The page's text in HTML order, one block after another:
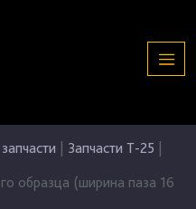
Запчасти Т-25
образца (ширина паза 16